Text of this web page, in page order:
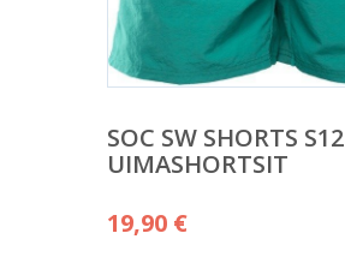
SOC SW SHORTS S12
UIMASHORTSIT
19,90 €